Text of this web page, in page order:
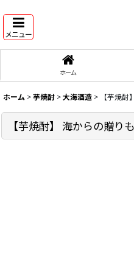
メニュー
ホーム
ホーム >芋焼酎 >大海酒造 > 【芋焼
【芋焼酎】 海からの贈り